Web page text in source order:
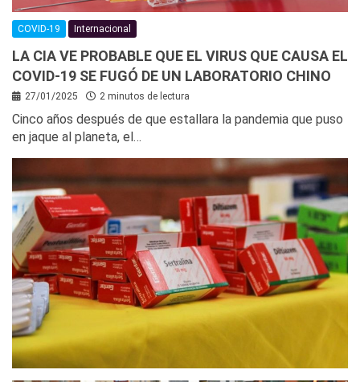
COVID-19 Internacional
LA CIA VE PROBABLE QUE EL VIRUS QUE CAUSA EL
COVID-19 SE FUGÓ DE UN LABORATORIO CHINO
27/01/2025 2 minutos de lectura
Cinco años después de que estallara la pandemia que puso
en jaque al planeta, el…